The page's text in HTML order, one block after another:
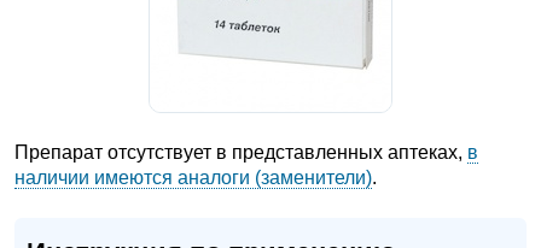
Препарат отсутствует в представленных аптеках, в
наличии имеются аналоги (заменители).